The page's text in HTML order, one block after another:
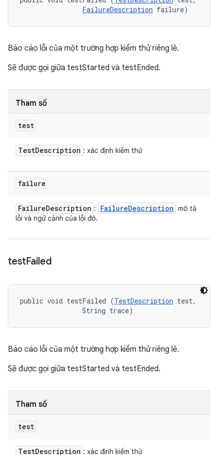
FailureDescription failure)
Báo cáo lỗi của một trường hợp kiểm thử riêng lẻ.
Sẽ được gọi giữa testStarted và testEnded.
Tham số
test
TestDescription : xác định kiểm thử
failure
FailureDescription : FailureDescription mô tả
lỗi và ngữ cảnh của lỗi đó.
testFailed
public void testFailed (TestDescription test,
                String trace)
Báo cáo lỗi của một trường hợp kiểm thử riêng lẻ.
Sẽ được gọi giữa testStarted và testEnded.
Tham số
test
TestDescription : xác định kiểm thử